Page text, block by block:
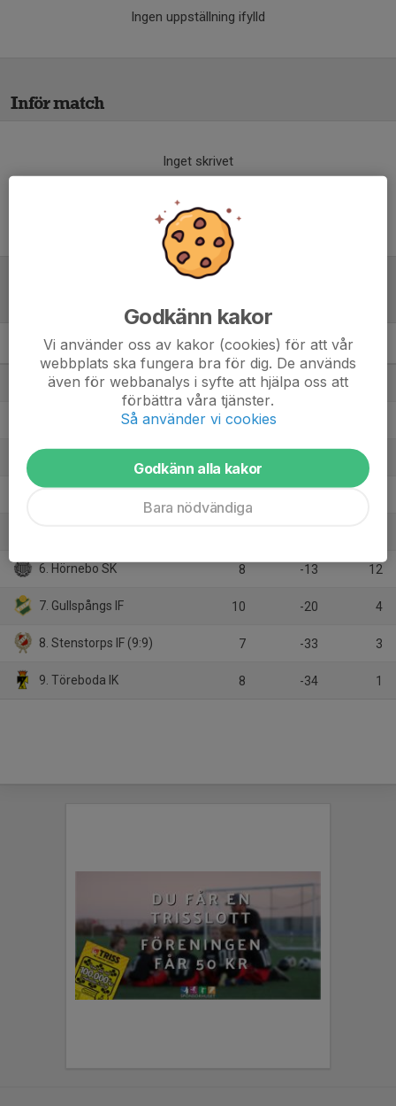
Ingen uppställning ifylld
Inför match
Inget skrivet
Flickor Div 3 Skövde M +/-
1. Ulvåkers IF Röd 9 30
2. Skövde Kvinnliga IK Svart 9
3. Mariestads BoIS FF
6. Hörnebo SK 8 -13 12
7. Gullspångs IF 10 -20 4
8. Stenstorps IF (9:9) 7 -33 3
9. Töreboda IK 8 -34 1
Godkänn kakor
Vi använder oss av kakor (cookies) för att vår
webbplats ska fungera bra för dig. De används
även för webbanalys i syfte att hjälpa oss att
förbättra våra tjänster.
Så använder vi cookies
Godkänn alla kakor
Bara nödvändiga